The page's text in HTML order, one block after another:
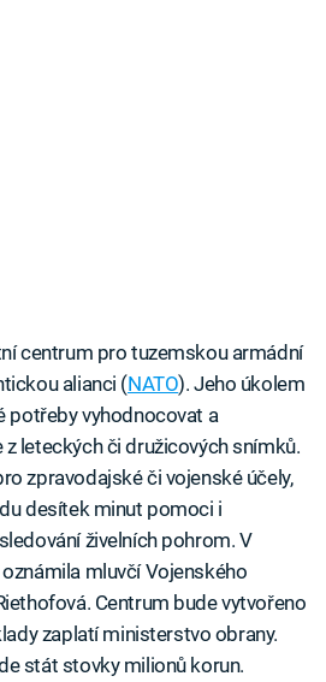
centrum pro tuzemskou armádní
alianci (NATO). Jeho úkolem
potřeby vyhodnocovat a
leteckých či družicových snímků.
zpravodajské či vojenské účely,
desítek minut pomoci i
živelních pohrom. V
mluvčí Vojenského
Centrum bude vytvořeno
zaplatí ministerstvo obrany.
stát stovky milionů korun.